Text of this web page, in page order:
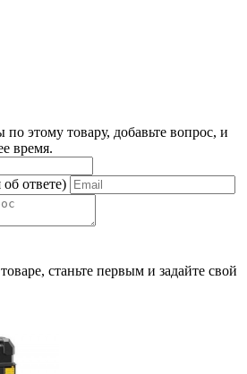
этому товару, добавьте вопрос, и
время.
ответе)
станьте первым и задайте свой